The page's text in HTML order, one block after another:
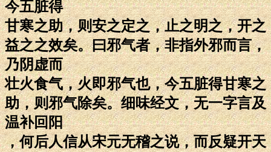
今五脏得
甘寒之助，则安之定之，止之明之，开之
益之之效矣。曰邪气者，非指外邪而言，
乃阴虚而
壮火食气，火即邪气也，今五脏得甘寒之
助，则邪气除矣。细味经文，无一字言及
温补回阳
，何后人信从宋元无稽之说，而反疑开天